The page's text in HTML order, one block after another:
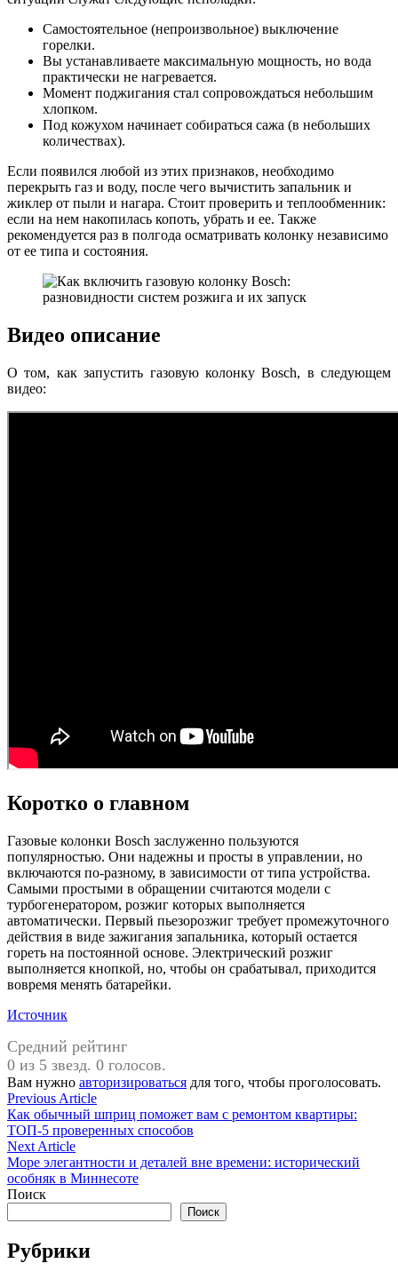
Самостоятельное (непроизвольное) выключение
горелки.
Вы устанавливаете максимальную мощность, но вода
практически не нагревается.
Момент поджигания стал сопровождаться небольшим
хлопком.
Под кожухом начинает собираться сажа (в небольших
количествах).
Если появился любой из этих признаков, необходимо
перекрыть газ и воду, после чего вычистить запальник и
жиклер от пыли и нагара. Стоит проверить и теплообменник:
если на нем накопилась копоть, убрать и ее. Также
рекомендуется раз в полгода осматривать колонку независимо
от ее типа и состояния.
Видео описание
О том, как запустить газовую колонку Bosch, в следующем
видео:
Коротко о главном
Газовые колонки Bosch заслуженно пользуются
популярностью. Они надежны и просты в управлении, но
включаются по-разному, в зависимости от типа устройства.
Самыми простыми в обращении считаются модели с
турбогенератором, розжиг которых выполняется
автоматически. Первый пьезорозжиг требует промежуточного
действия в виде зажигания запальника, который остается
гореть на постоянной основе. Электрический розжиг
выполняется кнопкой, но, чтобы он срабатывал, приходится
вовремя менять батарейки.
Источник
Средний рейтинг
0 из 5 звезд. 0 голосов.
Вам нужно авторизироваться для того, чтобы проголосовать.
Навигация
по
записям
Previous ArticlePrevious
article:
Как обычный шприц поможет вам с ремонтом квартиры:
ТОП-5 проверенных способов
Next ArticleNext
article:
Море элегантности и деталей вне времени: исторический
особняк в Миннесоте
Поиск
Поиск
Рубрики